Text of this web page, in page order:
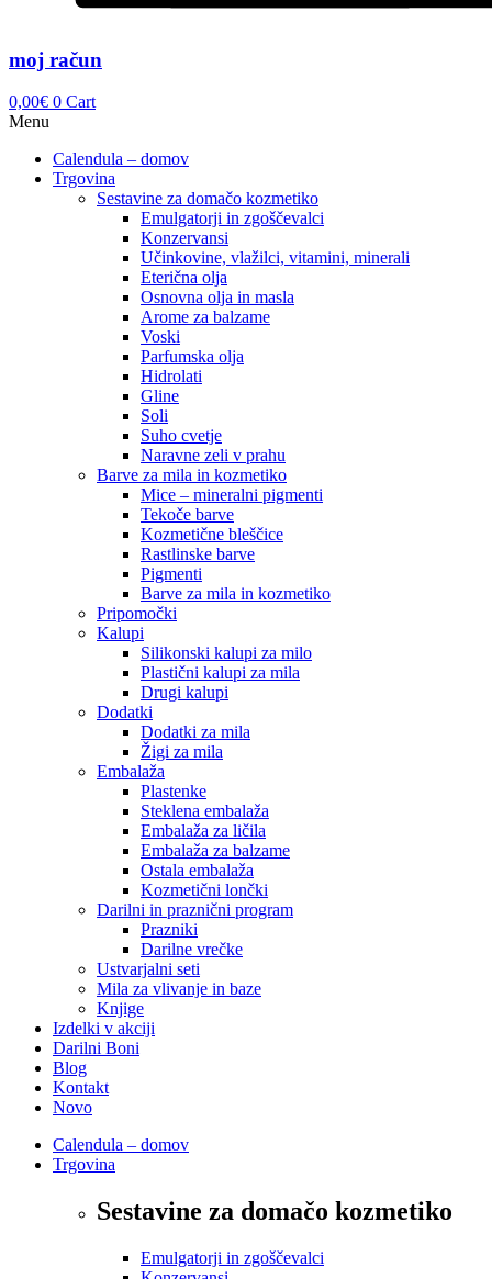
moj račun
0,00€ 0 Cart
Menu
Calendula – domov
Trgovina
Sestavine za domačo kozmetiko
Emulgatorji in zgoščevalci
Konzervansi
Učinkovine, vlažilci, vitamini, minerali
Eterična olja
Osnovna olja in masla
Arome za balzame
Voski
Parfumska olja
Hidrolati
Gline
Soli
Suho cvetje
Naravne zeli v prahu
Barve za mila in kozmetiko
Mice – mineralni pigmenti
Tekoče barve
Kozmetične bleščice
Rastlinske barve
Pigmenti
Barve za mila in kozmetiko
Pripomočki
Kalupi
Silikonski kalupi za milo
Plastični kalupi za mila
Drugi kalupi
Dodatki
Dodatki za mila
Žigi za mila
Embalaža
Plastenke
Steklena embalaža
Embalaža za ličila
Embalaža za balzame
Ostala embalaža
Kozmetični lončki
Darilni in praznični program
Prazniki
Darilne vrečke
Ustvarjalni seti
Mila za vlivanje in baze
Knjige
Izdelki v akciji
Darilni Boni
Blog
Kontakt
Novo
Calendula – domov
Trgovina
Sestavine za domačo kozmetiko
Emulgatorji in zgoščevalci